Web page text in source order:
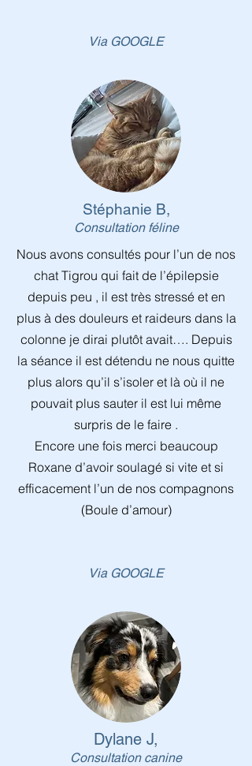
Via GOOGLE
Stéphanie B,
Consultation féline
Nous avons consultés pour l’un de nos
chat Tigrou qui fait de l’épilepsie
depuis peu , il est très stressé et en
plus à des douleurs et raideurs dans la
colonne je dirai plutôt avait…. Depuis
la séance il est détendu ne nous quitte
plus alors qu’il s’isoler et là où il ne
pouvait plus sauter il est lui même
surpris de le faire .
Encore une fois merci beaucoup
Roxane d’avoir soulagé si vite et si
efficacement l’un de nos compagnons
(Boule d’amour)
Via GOOGLE
Dylane J,
Consultation canine